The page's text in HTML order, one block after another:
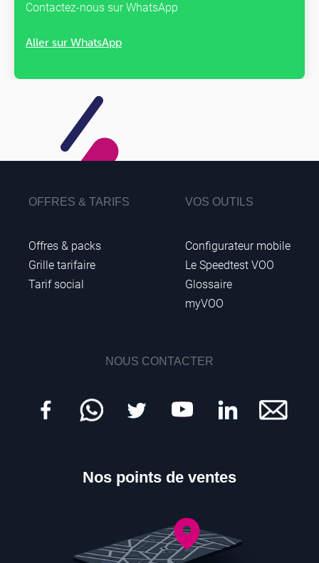
Contactez-nous sur WhatsApp
Aller sur WhatsApp
OFFRES & TARIFS
Offres & packs
Grille tarifaire
Tarif social
VOS OUTILS
Configurateur mobile
Le Speedtest VOO
Glossaire
myVOO
NOUS CONTACTER
Nos points de ventes